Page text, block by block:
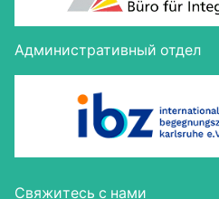
Административный отдел
Свя­жи­тесь с нами